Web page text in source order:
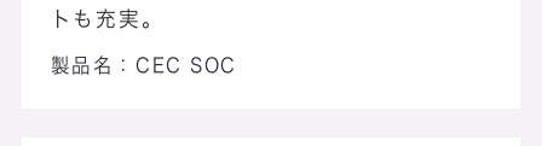
トも充実。
製品名：CEC SOC